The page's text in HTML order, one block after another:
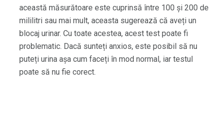
această măsurătoare este cuprinsă între 100 și 200 de
mililitri sau mai mult, aceasta sugerează că aveți un
blocaj urinar. Cu toate acestea, acest test poate fi
problematic. Dacă sunteți anxios, este posibil să nu
puteți urina așa cum faceți în mod normal, iar testul
poate să nu fie corect.